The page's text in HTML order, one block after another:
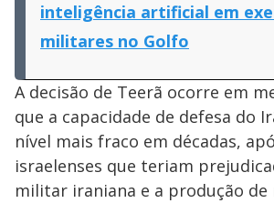
inteligência artificial em
militares no Golfo
A decisão de Teerã ocorre em
que a capacidade de defesa do
nível mais fraco em décadas,
israelenses que teriam
militar iraniana e a produção de